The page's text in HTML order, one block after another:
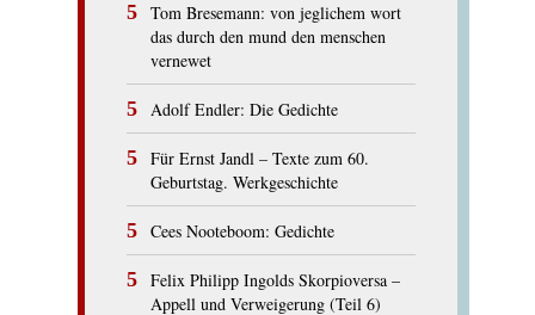
Tom Bresemann: von jeglichem wort
das durch den mund den menschen
vernewet
Adolf Endler: Die Gedichte
Für Ernst Jandl – Texte zum 60.
Geburtstag. Werkgeschichte
Cees Nooteboom: Gedichte
Felix Philipp Ingolds Skorpioversa –
Appell und Verweigerung (Teil 6)